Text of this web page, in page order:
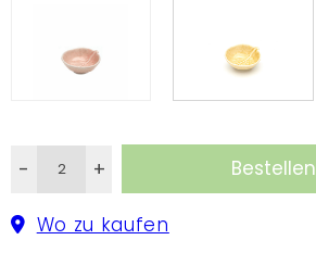
- + Bestellen
Wo zu kaufen